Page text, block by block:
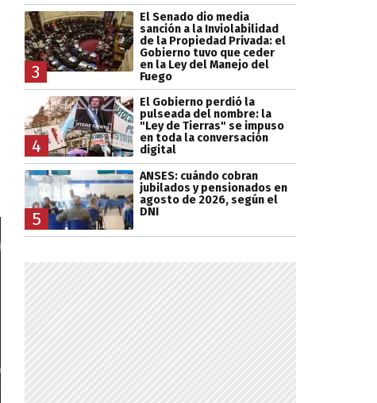
3
El Senado dio media
sanción a la Inviolabilidad
de la Propiedad Privada: el
Gobierno tuvo que ceder
en la Ley del Manejo del
Fuego
4
El Gobierno perdió la
pulseada del nombre: la
"Ley de Tierras" se impuso
en toda la conversación
digital
5
ANSES: cuándo cobran
jubilados y pensionados en
agosto de 2026, según el
DNI